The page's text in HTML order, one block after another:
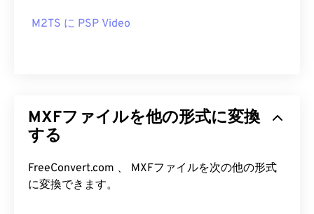
M2TS に PSP Video
MXFファイルを他の形式に変換
する
FreeConvert.com 、 MXFファイルを次の他の形式
に変換できます。